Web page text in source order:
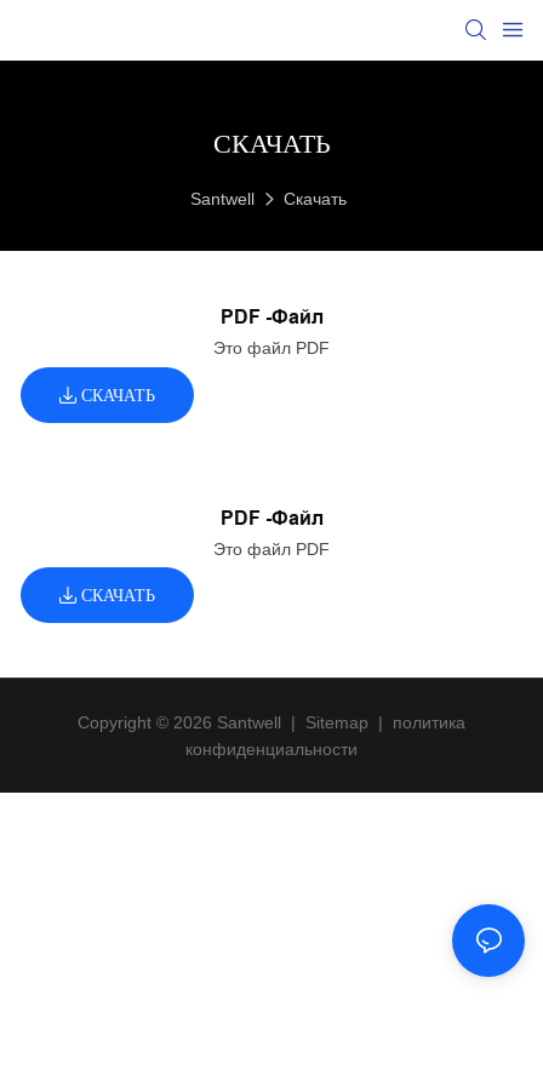
СКАЧАТЬ
Santwell Скачать
PDF -файл
Это файл PDF
СКАЧАТЬ
PDF -файл
Это файл PDF
СКАЧАТЬ
Copyright © 2026 Santwell | Sitemap | политика
конфиденциальности